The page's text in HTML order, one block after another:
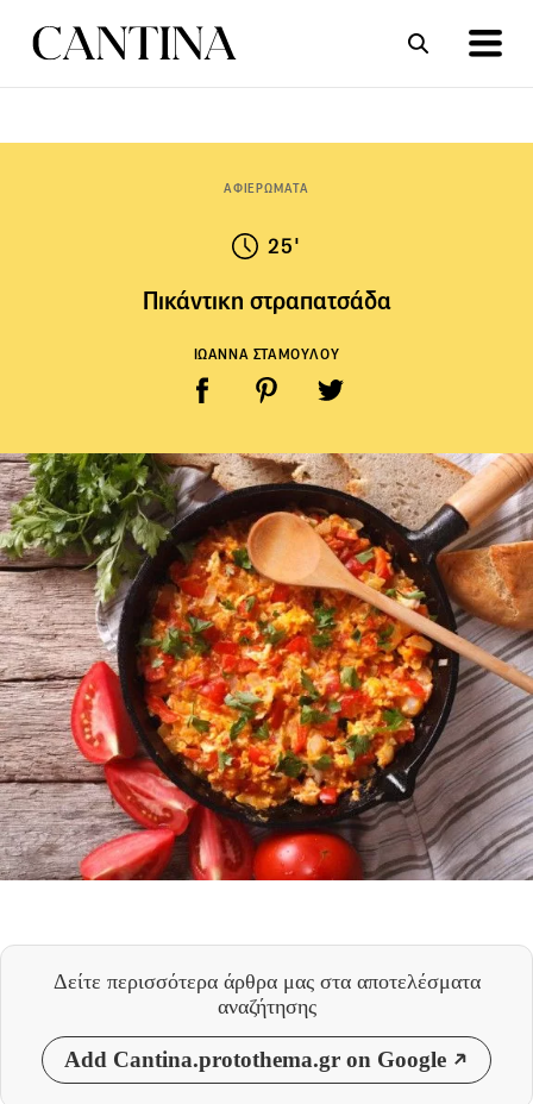
ΑΦΙΕΡΩΜΑΤΑ
25'
Πικάντικη στραπατσάδα
ΙΩΑΝΝΑ ΣΤΑΜΟΥΛΟΥ
Δείτε περισσότερα άρθρα μας στα αποτελέσματα
αναζήτησης
Add Cantina.protothema.gr on Google